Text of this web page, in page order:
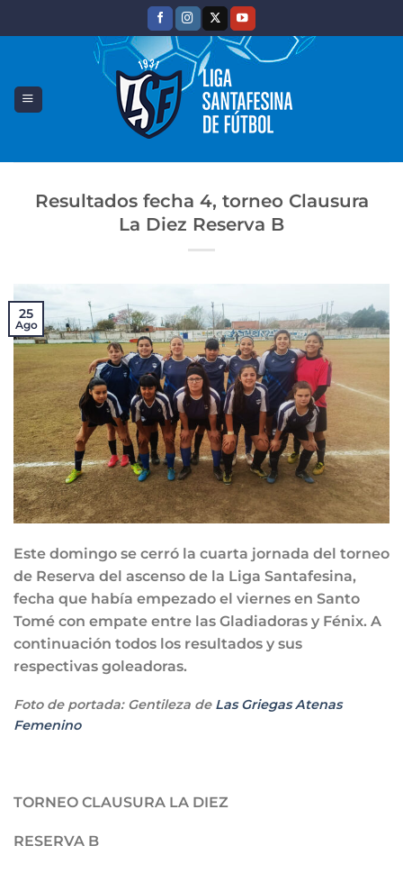
Resultados fecha 4, torneo Clausura
La Diez Reserva B
25
Ago
Este domingo se cerró la cuarta jornada del torneo
de Reserva del ascenso de la Liga Santafesina,
fecha que había empezado el viernes en Santo
Tomé con empate entre las Gladiadoras y Fénix. A
continuación todos los resultados y sus
respectivas goleadoras.
Foto de portada: Gentileza de Las Griegas Atenas
Femenino
TORNEO CLAUSURA LA DIEZ
RESERVA B